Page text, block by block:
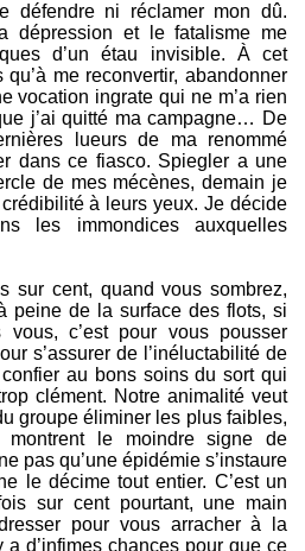
défendre ni réclamer mon dû.
dépression et le fatalisme me
d’un étau invisible. À cet
me reconvertir, abandonner
vocation ingrate qui ne m’a rien
j’ai quitté ma campagne… De
lueurs de ma renommé
dans ce fiasco. Spiegler a une
de mes mécènes, demain je
à leurs yeux. Je décide
les immondices auxquelles
sur cent, quand vous sombrez,
peine de la surface des flots, si
c’est pour vous pousser
s’assurer de l’inéluctabilité de
au bons soins du sort qui
clément. Notre animalité veut
groupe éliminer les plus faibles,
montrent le moindre signe de
pas qu’une épidémie s’instaure
le décime tout entier. C’est un
sur cent pourtant, une main
pour vous arracher à la
d’infimes chances pour que ce